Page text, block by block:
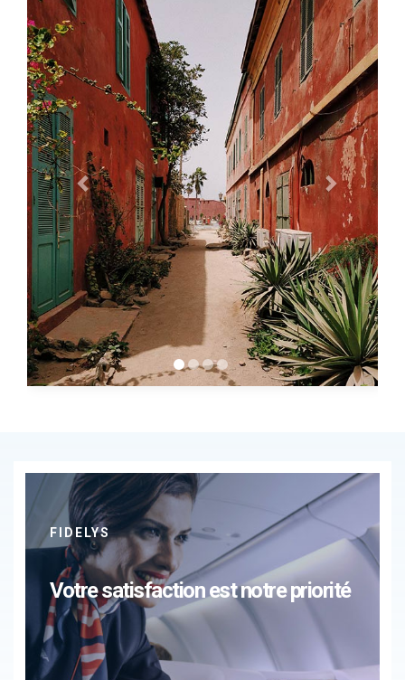
FIDELYS
Votre satisfaction est notre priorité